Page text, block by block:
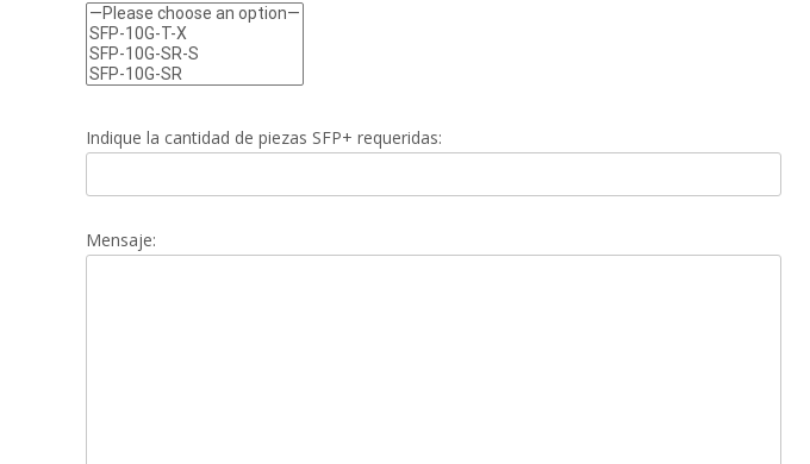
Indique la cantidad de piezas SFP+ requeridas:
Mensaje: